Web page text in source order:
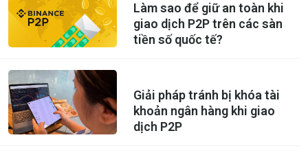
Làm sao để giữ an toàn khi
giao dịch P2P trên các sàn
tiền số quốc tế?
Giải pháp tránh bị khóa tài
khoản ngân hàng khi giao
dịch P2P